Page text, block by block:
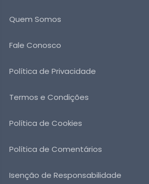
Quem Somos
Fale Conosco
Política de Privacidade
Termos e Condições
Política de Cookies
Política de Comentários
Isenção de Responsabilidade